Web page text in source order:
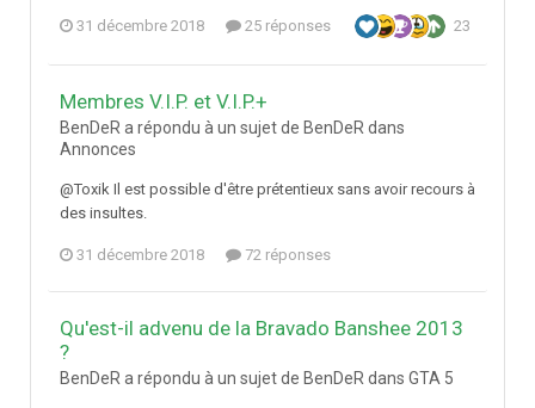
31 décembre 2018 25 réponses 23
Membres V.I.P. et V.I.P.+
BenDeR a répondu à un sujet de BenDeR dans
Annonces
@Toxik Il est possible d'être prétentieux sans avoir recours à
des insultes.
31 décembre 2018 72 réponses
Qu'est-il advenu de la Bravado Banshee 2013
?
BenDeR a répondu à un sujet de BenDeR dans GTA 5